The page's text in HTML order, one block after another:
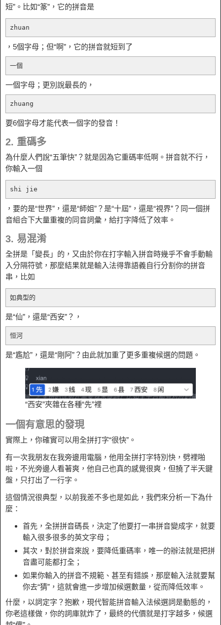
短”。比如“篆”，它的拼音是
zhuan
，5個字母；但“啊”，它的拼音就短到了
一個
一個字母；更別說最長的，
zhuang
要6個字母才能代表一個字的發音！
2. 重碼多
為什麼人們說“五筆快”？就是因為它重碼率低啊。拼音就不行，
你輸入一個
shi jie
，要的是“世界”，還是“師姐”？是“十屆”，還是“視界”？同一個拼
音組合下大量重複的同音詞彙，給打字降低了效率。
3. 易混淆
全拼是「變長」的，又由於你在打字輸入拼音時幾乎不會手動輸
入分隔符號，那麼結果就是輸入法得靠語義自行分割你的拼音
串，比如
如典型的
是“仙”，還是“西安”？，
恒河
是“尷尬”，還是“剛阿”？由此就加重了更多重複候選的問題。
“西安”夾雜在各種“先”裡
一個有意思的發現
實際上，你確實可以用全拼打字“很快”。
有一次我朋友在我旁邊用電腦，他用全拼打字特別快，劈裡啪
啦，不光旁邊人看著爽，他自己也真的感覺很爽，但撓了半天鍵
盤，只打出了一行字。
這個情況很典型，以前我差不多也是如此，我們來分析一下為什
麼：
首先，全拼拼音碼長，決定了他要打一串拼音變成字，就要
輸入很多很多的英文字母；
其次，對於拼音來說，要降低重碼率，唯一的辦法就是把拼
音盡可能都打全；
如果你輸入的拼音不規範、甚至有錯誤，那麼輸入法就要幫
你去“猜”，這就會進一步增加候選數量，從而降低效率。
什麼，以詞定字？抱歉，現代智能拼音輸入法候選詞是動態的，
你老這樣做，你的詞庫就炸了，最終的代價就是打字越多，候選